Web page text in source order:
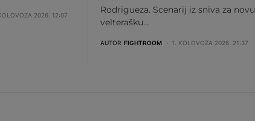
2026. 12:07
Rodrigueza. Scenarij iz sniva za novu
velterašku…
AUTOR FIGHTROOM 1. KOLOVOZA 2026. 21:37